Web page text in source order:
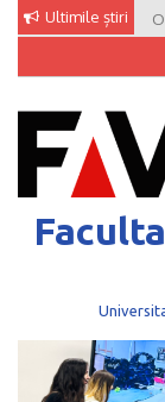
Skip
content
Ultimile știri